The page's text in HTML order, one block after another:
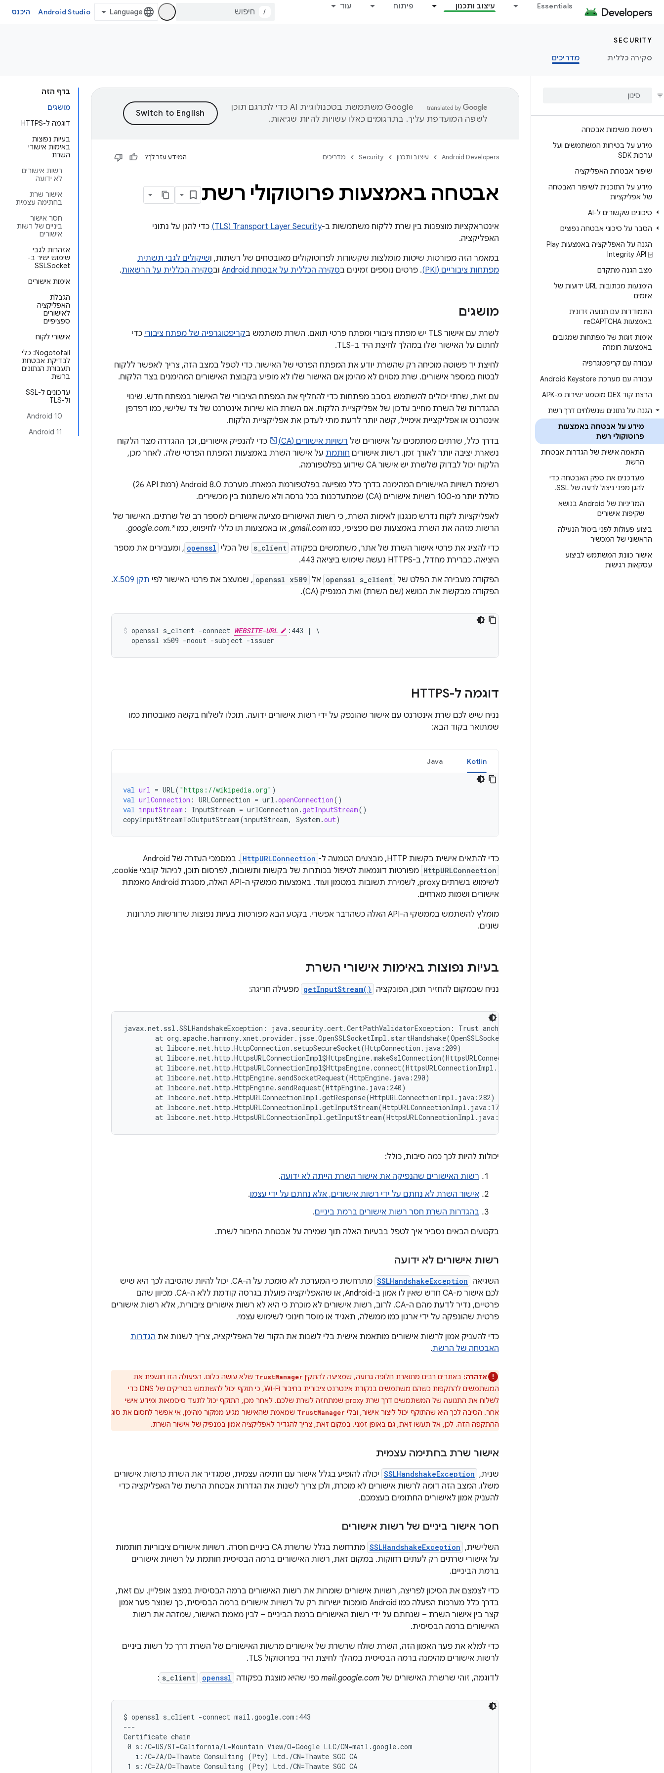
Essentials עיצוב ותכנון פיתוח עוד
/
Android Studio היכנס
SECURITY
סקירה כללית
מדריכים
רשימת משימות אבטחה
מידע על בטיחות המשתמשים ועל
ערכות SDK
שיפור אבטחת האפליקציה
מידע על התוכנית לשיפור האבטחה
של אפליקציות
סיכונים שקשורים ל-AI
הסבר על סיכוני אבטחה נפוצים
הגנה על האפליקציה באמצעות Play
Integrity API ⍈
מצב הגנה מתקדם
הימנעות מכתובות URL ידועות של
איומים
התמודדות עם תנועה זדונית
באמצעות re CAPTCHA
אימות זוגות של מפתחות שמגובים
באמצעות חומרה
עבודה עם קריפטוגרפיה
עבודה עם מערכת Android Keystore
הרצת קוד DEX מוטמע ישירות מ-APK
הגנה על נתונים שנשלחים דרך רשת
מידע על אבטחה באמצעות
פרוטוקולי רשת
התאמה אישית של הגדרות אבטחת
הרשת
מעדכנים את ספק האבטחה כדי
להגן מפני ניצול לרעה של SSL
.
המדיניות של Android בנושא
שקיפות אישורים
ביצוע פעולות לפני ביטול הנעילה
הראשוני של המכשיר
אישור כוונת המשתמש לביצוע
עסקאות רגישות
בדף הזה
מושגים
דוגמה ל-HTTPS
בעיות נפוצות
באימות אישורי
השרת
רשות אישורים
לא ידועה
אישור שרת
בחתימה עצמית
חסר אישור
ביניים של רשות
אישורים
אזהרות לגבי
שימוש ישיר ב-
SSLSocket
אימות אישורים
הגבלת
האפליקציה
לאישורים
ספציפיים
אישורי לקוח
Nogotofail: כלי
לבדיקת אבטחת
תעבורת הנתונים
ברשת
עדכונים ל-SSL
ול-TLS
Android 10
Android 11
‫Google משתמשת בטכנולוגיית AI כדי לתרגם תוכן
לשפה המועדפת עליך. בתרגומים כאלו עשויות להיות שגיאות.
Android Developers עיצוב ותכנון Security מדריכים המידע עזר לך?
אבטחה באמצעות פרוטוקולי רשת
אינטראקציות מוצפנות בין שרת ללקוח משתמשות ב-Transport Layer Security (‏TLS)
כדי להגן על נתוני
האפליקציה.
במאמר הזה מפורטות שיטות מומלצות שקשורות לפרוטוקולים מאובטחים של רשתות, ושיקולים לגבי תשתית
מפתחות ציבוריים (PKI)
. פרטים נוספים זמינים בסקירה הכללית על אבטחת Android ובסקירה הכללית על הרשאות.
מושגים
לשרת עם אישור TLS יש מפתח ציבורי ומפתח פרטי תואם. השרת משתמש ב קריפטוגרפיה של מפתח ציבורי כדי
לחתום על האישור שלו במהלך לחיצת היד ב-TLS.
לחיצת יד פשוטה מוכיחה רק שהשרת יודע את המפתח הפרטי של האישור. כדי לטפל במצב הזה, צריך לאפשר ללקוח
לבטוח במספר אישורים. שרת מסוים לא מהימן אם האישור שלו לא מופיע בקבוצת האישורים המהימנים בצד הלקוח.
עם זאת, שרתי יכולים להשתמש בסבב מפתחות כדי להחליף את המפתח הציבורי של האישור במפתח חדש. שינוי
ההגדרות של השרת מחייב עדכון של אפליקציית הלקוח. אם השרת הוא שירות אינטרנט של צד שלישי, כמו דפדפן
אינטרנט או אפליקציית אימייל, קשה יותר לדעת מתי לעדכן את אפליקציית הלקוח.
בדרך כלל, שרתים מסתמכים על אישורים של רשויות אישורים (CA)
כדי להנפיק אישורים, וכך ההגדרה מצד הלקוח
נשארת יציבה יותר לאורך זמן. רשות אישורים חותמת על אישור השרת באמצעות המפתח הפרטי שלה. לאחר מכן,
הלקוח יכול לבדוק שלשרת יש אישור CA שידוע בפלטפורמה.
רשימת רשויות האישורים המהימנה בדרך כלל מופיעה בפלטפורמת המארח. מערכת Android 8.0 (רמת API‏ 26)
כוללת יותר מ-100 רשויות אישורים (CA) שמתעדכנות בכל גרסה ולא משתנות בין מכשירים.
לאפליקציות לקוח נדרש מנגנון לאימות השרת, כי רשות האישורים מציעה אישורים למספר רב של שרתים. האישור של
הרשות מזהה את השרת באמצעות שם ספציפי, כמו gmail.com, או באמצעות תו כללי לחיפוש, כמו*.google.com
.
כדי להציג את פרטי אישור השרת של אתר, משתמשים בפקודה s_client של הכלי openssl , ומעבירים את מספר
היציאה. כברירת מחדל, ב-HTTPS נעשה שימוש ביציאה 443.
הפקודה מעבירה את הפלט של openssl s_client אל openssl x509 , שמעצב את פרטי האישור לפי תקן X.509
.
הפקודה מבקשת את הנושא (שם השרת) ואת המנפיק (CA).
openssl s_client -connect WEBSITE-URL
:443 | \
דוגמה ל-HTTPS
נניח שיש לכם שרת אינטרנט עם אישור שהונפק על ידי רשות אישורים ידועה. תוכלו לשלוח בקשה מאובטחת כמו
שמתואר בקוד הבא:
Kotlin
Java
val url = URL( "https://wikipedia.org" )
val urlConnection : URLConnection = url .openConnection()
val inputStream : InputStream = urlConnection .getInputStream()
copyInputStreamToOutputStream(inputStream, System .out)
כדי להתאים אישית בקשות HTTP, מבצעים הטמעה ל- HttpURLConnection . במסמכי העזרה של Android
HttpURLConnection
מפורטות דוגמאות לטיפול בכותרות של בקשות ותשובות, לפרסום תוכן, לניהול קובצי cookie,
לשימוש בשרתים proxy, לשמירת תשובות במטמון ועוד. באמצעות ממשקי ה-API האלה, מסגרת Android מאמתת
אישורים ושמות מארחים.
מומלץ להשתמש בממשקי ה-API האלה כשהדבר אפשרי. בקטע הבא מפורטות בעיות נפוצות שדורשות פתרונות
שונים.
בעיות נפוצות באימות אישורי השרת
נניח שבמקום להחזיר תוכן, הפונקציה getInputStream() מפעילה חריגה:
javax.net.ssl.SSLHandshakeException: java.security.cert.CertPathValidatorException: Trust anchor for certification path not found.
        at org.apache.harmony.xnet.provider.jsse.OpenSSLSocketImpl.startHandshake(OpenSSLSocketImpl.java:374)
        at libcore.net.http.HttpConnection.setupSecureSocket(HttpConnection.java:209)
        at libcore.net.http.HttpsURLConnectionImpl$HttpsEngine.makeSslConnection(HttpsURLConnectionImpl.java:478)
        at libcore.net.http.HttpsURLConnectionImpl$HttpsEngine.connect(HttpsURLConnectionImpl.java:433)
        at libcore.net.http.HttpEngine.sendSocketRequest(HttpEngine.java:290)
        at libcore.net.http.HttpEngine.sendRequest(HttpEngine.java:240)
        at libcore.net.http.HttpURLConnectionImpl.getResponse(HttpURLConnectionImpl.java:282)
        at libcore.net.http.HttpURLConnectionImpl.getInputStream(HttpURLConnectionImpl.java:177)
יכולות להיות לכך כמה סיבות, כולל:
רשות האישורים שהנפיקה את אישור השרת הייתה לא ידועה.
אישור השרת לא נחתם על ידי רשות אישורים, אלא נחתם על ידי עצמו.
בהגדרות השרת חסר רשות אישורים ברמת ביניים.
בקטעים הבאים נסביר איך לטפל בבעיות האלה תוך שמירה על אבטחת החיבור לשרת.
רשות אישורים לא ידועה
השגיאה SSLHandshakeException
מתרחשת כי המערכת לא סומכת על ה-CA. יכול להיות שהסיבה לכך היא שיש
לכם אישור מ-CA חדש שאין לו אמון ב-Android, או שהאפליקציה פועלת בגרסה קודמת ללא ה-CA. מכיוון שהם
פרטיים, נדיר לדעת מהם ה-CA. לרוב, רשות אישורים לא מוכרת כי היא לא רשות אישורים ציבורית, אלא רשות אישורים
פרטית שהונפקה על ידי ארגון כמו ממשלה, תאגיד או מוסד חינוכי לשימוש עצמי.
כדי להעניק אמון לרשות אישורים מותאמת אישית בלי לשנות את הקוד של האפליקציה, צריך לשנות את הגדרות
האבטחה של הרשת.
אזהרה: באתרים רבים מתוארת חלופה גרועה, שמציעה להתקין TrustManager שלא עושה כלום. הפעולה הזו חושפת את
המשתמשים להתקפות כשהם משתמשים בנקודת אינטרנט ציבורית בחיבור Wi-Fi, כי תוקף יכול להשתמש בטריקים של DNS כדי
לשלוח את התנועה של המשתמשים דרך שרת proxy שמתחזה לשרת שלכם. לאחר מכן, התוקף יכול לתעד סיסמאות ומידע אישי
אחר. הסיבה לכך היא שהתוקף יכול ליצור אישור, ובלי TrustManager שמאמת שהאישור מגיע ממקור מהימן, אי אפשר לחסום את סוג
ההתקפה הזה. לכן, אל תעשו זאת, גם באופן זמני. במקום זאת, צריך להגדיר לאפליקציה אמון במנפיק של אישור השרת.
אישור שרת בחתימה עצמית
שנית, SSLHandshakeException יכולה להופיע בגלל אישור עם חתימה עצמית, שמגדיר את השרת כרשות אישורים
משלו. המצב הזה דומה לרשות אישורים לא מוכרת, ולכן צריך לשנות את הגדרות אבטחת הרשת של האפליקציה כדי
להעניק אמון לאישורים החתומים בעצמכם.
חסר אישור ביניים של רשות אישורים
השלישית, SSLHandshakeException
מתרחשת בגלל שרשרת CA ביניים חסרה. רשויות אישורים ציבוריות חותמות
על אישורי שרתים רק לעתים רחוקות. במקום זאת, רשות האישורים ברמה הבסיסית חותמת על רשויות אישורים
ברמת הביניים.
כדי לצמצם את הסיכון לפריצה, רשויות אישורים שומרות את רשות האישורים ברמה הבסיסית במצב אופליין. עם זאת,
בדרך כלל מערכות הפעלה כמו Android סומכות ישירות רק על רשויות אישורים ברמה הבסיסית, כך שנוצר פער אמון
קצר בין אישור השרת – שנחתם על ידי רשות האישורים ברמת הביניים – לבין מאמת האישור, שמזהה את רשות
האישורים ברמה הבסיסית.
כדי למלא את פער האמון הזה, השרת שולח שרשרת של אישורים מרשות האישורים של השרת דרך כל רשות ביניים
לרשות אישורים מהימנה ברמה הבסיסית במהלך לחיצת היד בפרוטוקול TLS.
לדוגמה, זוהי שרשרת האישורים של mail.google.com כפי שהיא מוצגת בפקודה openssl
s_client
:
$ openssl s_client -connect mail.google.com:443
---
Certificate chain
0 s:/C=US/ST=California/L=Mountain View/O=Google LLC/CN=mail.google.com
   i:/C=ZA/O=Thawte Consulting (Pty) Ltd./CN=Thawte SGC CA
1 s:/C=ZA/O=Thawte Consulting (Pty) Ltd./CN=Thawte SGC CA